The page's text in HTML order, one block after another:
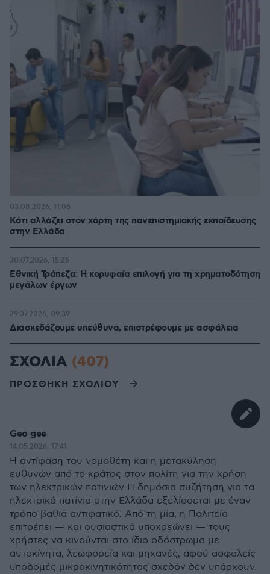
Κάτι αλλάζει στον χάρτη της πανεπιστημιακής εκπαίδευσης
στην Ελλάδα
03.08.2026, 11:06
Εθνική Τράπεζα: Η κορυφαία επιλογή για τη χρηματοδότηση
μεγάλων έργων
30.07.2026, 15:25
Διασκεδάζουμε υπεύθυνα, επιστρέφουμε με ασφάλεια
29.07.2026, 09:39
ΣΧΟΛΙΑ (407)
ΠΡΟΣΘΗΚΗ ΣΧΟΛΙΟΥ
Geo gee
14.05.2026, 17:41
Η αντίφαση του νομοθέτη και η μετακύληση
ευθυνών από το κράτος στον πολίτη για την χρήση
των ηλεκτρικών πατινιών Η δημόσια συζήτηση για τα
ηλεκτρικά πατίνια στην Ελλάδα εξελίσσεται με έναν
τρόπο βαθιά αντιφατικό. Από τη μία, η Πολιτεία
επιτρέπει — και ουσιαστικά υποχρεώνει — τους
χρήστες να κινούνται στο ίδιο οδόστρωμα με
αυτοκίνητα, λεωφορεία και μηχανές, αφού ασφαλείς
υποδομές μικροκινητικότητας σχεδόν δεν υπάρχουν.